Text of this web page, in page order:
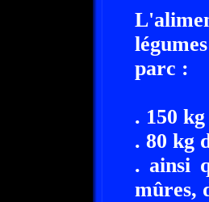
parc :
. 150
. 80 kg
. ainsi
mûres,